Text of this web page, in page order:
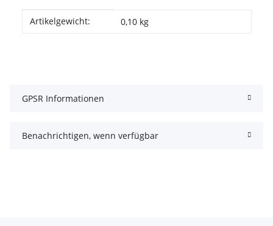
Produkteigenschaft
Wert
Artikelgewicht: 0,10 kg
GPSR Informationen
Benachrichtigen, wenn verfügbar